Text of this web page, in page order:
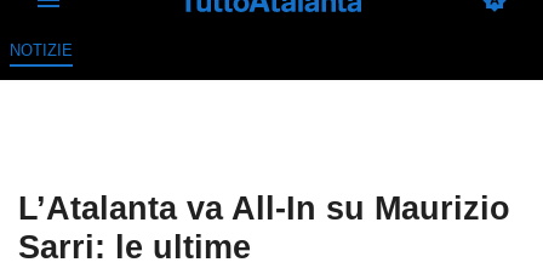
NOTIZIE
L’Atalanta va All-In su Maurizio
Sarri: le ultime